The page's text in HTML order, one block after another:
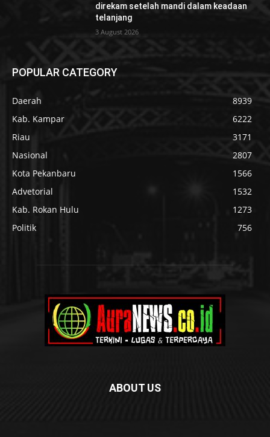
direkam setelah mandi dalam keadaan
telanjang
3 August 2026
POPULAR CATEGORY
Daerah
8939
Kab. Kampar
6222
Riau
3171
Nasional
2807
Kota Pekanbaru
1566
Advetorial
1532
Kab. Rokan Hulu
1273
Politik
756
ABOUT US